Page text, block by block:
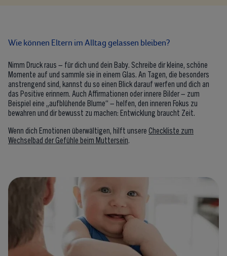
Wie können Eltern im Alltag gelassen bleiben?
Nimm Druck raus – für dich und dein Baby. Schreibe dir kleine, schöne
Momente auf und sammle sie in einem Glas. An Tagen, die besonders
anstrengend sind, kannst du so einen Blick darauf werfen und dich an
das Positive erinnern. Auch Affirmationen oder innere Bilder – zum
Beispiel eine „aufblühende Blume“ – helfen, den inneren Fokus zu
bewahren und dir bewusst zu machen: Entwicklung braucht Zeit.
Wenn dich Emotionen überwältigen, hilft unsere Checkliste zum
Wechselbad der Gefühle beim Muttersein